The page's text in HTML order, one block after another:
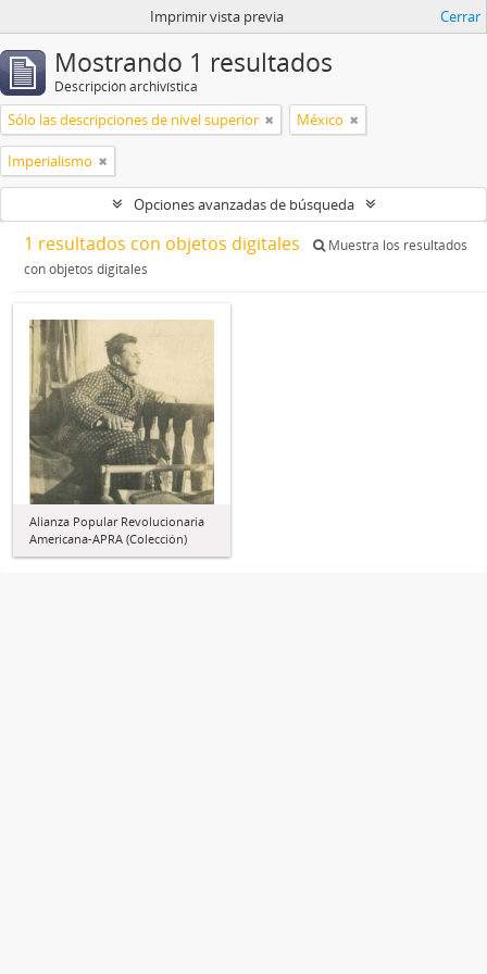
Imprimir vista previa Cerrar
Mostrando 1 resultados
Descripción archivística
Sólo las descripciones de nivel superior México
Imperialismo
Opciones avanzadas de búsqueda
1 resultados con objetos digitales
Muestra los resultados
con objetos digitales
Alianza Popular Revolucionaria
Americana-APRA (Colección)